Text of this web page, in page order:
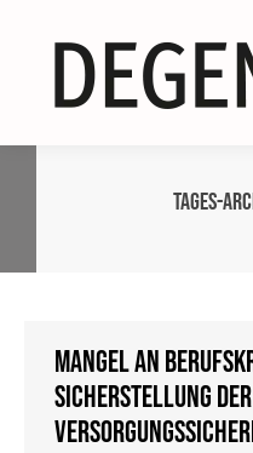
Tages-
Mangel an
Sicherstellung der